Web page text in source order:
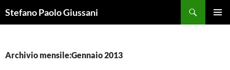
alStefano Paolo Giussani
Archivio mensile:Gennaio 2013